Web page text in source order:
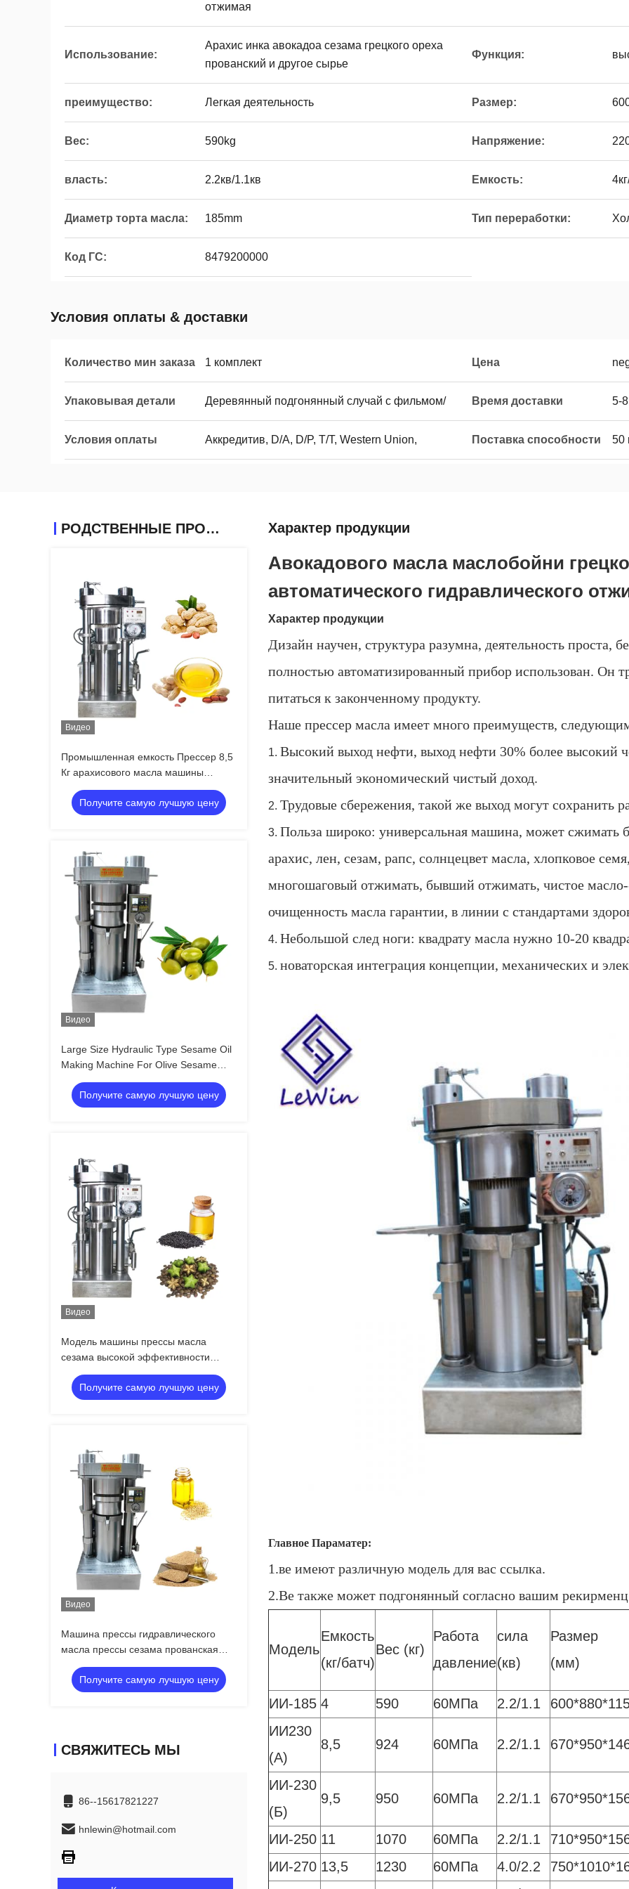
отжимая
Использование:
Арахис инка авокадоа сезама грецкого ореха
прованский и другое сырье
Функция:
преимущество: Легкая деятельность Размер:
Вес: 590kg Напряжение:
власть: 2.2кв/1.1кв Емкость:
Диаметр торта масла: 185mm Тип переработки:
Код ГС: 8479200000
Условия оплаты & доставки
Количество мин заказа 1 комплект Цена
Упаковывая детали Деревянный подгонянный случай с фильмом/ Время доставки 5-
Условия оплаты Аккредитив, D/A, D/P, T/T, Western Union, Поставка способности 50
РОДСТВЕННЫЕ ПРОДУКТЫ
Видео
Промышленная емкость Прессер 8,5
Кг арахисового масла машины
прессы гидравлического масла/серии
Получите самую лучшую цену
Видео
Large Size Hydraulic Type Sesame Oil
Making Machine For Olive Sesame
Avocado
Получите самую лучшую цену
Видео
Модель машины прессы масла
сезама высокой эффективности
гидравлическая
Получите самую лучшую цену
Видео
Машина прессы гидравлического
масла прессы сезама прованская
горячая подгоняет напряжение тока
Получите самую лучшую цену
СВЯЖИТЕСЬ МЫ
86--15617821227
hnlewin@hotmail.com
Характер продукции
Авокадового масла маслобойни
автоматического гидравлического
Характер продукции
Дизайн научен, структура разумна, деятельность проста,
полностью автоматизированный прибор использован. Он
питаться к законченному продукту.
Наше прессер масла имеет много преимуществ,
1. Высокий выход нефти, выход нефти 30% более высокий
значительный экономический чистый доход.
2. Трудовые сбережения, такой же выход могут сохранить
3. Польза широко: универсальная машина, может сжимать
арахис, лен, сезам, рапс, солнцецвет масла, хлопковое
многошаговый отжимать, бывший отжимать, чистое
очищенность масла гарантии, в линии с стандартами
4. Небольшой след ноги: квадрату масла нужно 10-20
5. новаторская интеграция концепции, механических и
Главное Параматер:
1.ве имеют различную модель для вас ссылка.
2.Ве также может подгонянный согласно вашим рекирменц
Модель
Емкость
(кг/батч)
Вес (кг)
Работа
давление
сила
(кв)
Размер
(мм)
ИИ-185 4 590 60МПа 2.2/1.1
ИИ230
(А)
8,5 924 60МПа 2.2/1.1
ИИ-230
(Б)
9,5 950 60МПа 2.2/1.1
ИИ-250 11 1070 60МПа 2.2/1.1
ИИ-270 13,5 1230 60МПа 4.0/2.2